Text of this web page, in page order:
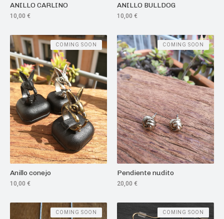
ANILLO CARLINO
10,00 €
ANILLO BULLDOG
10,00 €
Anillo conejo
10,00 €
COMING SOON
Pendiente nudito
20,00 €
COMING SOON
COMING SOON COMING SOON